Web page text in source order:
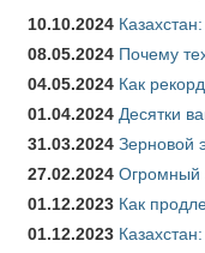
10.10.2024
08.05.2024 Почему
04.05.2024 Как
01.04.2024 Десятки
31.03.2024 Зерновой
27.02.2024 Огромный
01.12.2023 Как
01.12.2023